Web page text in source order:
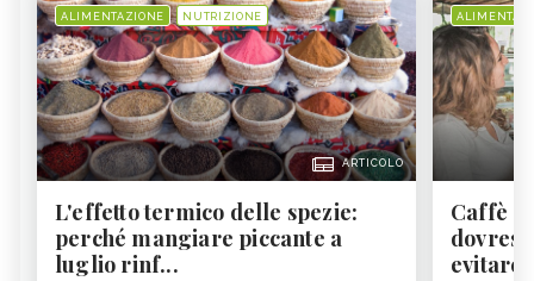
ALIMENTAZIONE NUTRIZIONE
ARTICOLO
L'effetto termico delle spezie:
perché mangiare piccante a
luglio rinf...
Caffè
evitare